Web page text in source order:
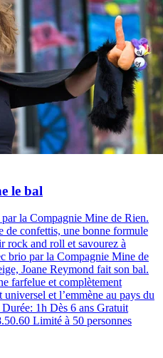
le bal
la Compagnie Mine de Rien.
de confettis, une bonne formule
rock and roll et savourez à
brio par la Compagnie Mine de
Joane Reymond fait son bal.
farfelue et complètement
et l’emmène au pays du
1h Dès 6 ans Gratuit
Limité à 50 personnes